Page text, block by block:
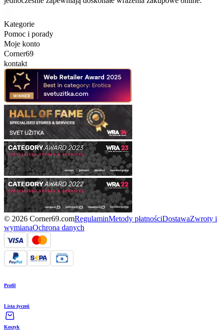
Kategorie
Pomoc i porady
Moje konto
Corner69
kontakt
© 2026 Corner69.comRegulaminMetody płatnościDostawaZwroty i
wymianaOchrona danych
Profil
Lista życzeń
Koszyk